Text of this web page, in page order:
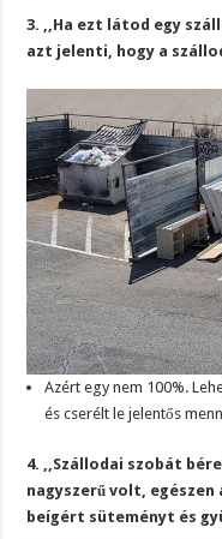
3. ,,Ha ezt látod egy
azt jelenti, hogy a
Azért egy nem 100%.
és cserélt le jelentős
4. ,,Szállodai szobát
nagyszerű volt, egészen
beígért süteményt és